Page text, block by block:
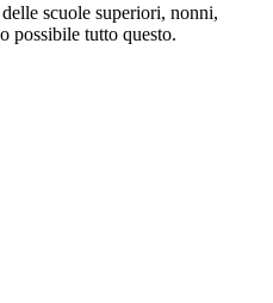
scuole superiori, nonni,
possibile tutto questo.